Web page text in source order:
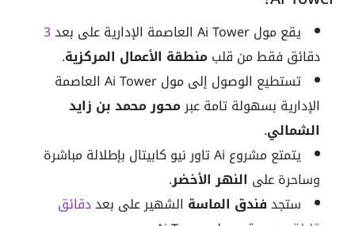
يقع مول Ai Tower العاصمة الإدارية على بعد
3
دقائق فقط من قلبمنطقة الأعمال المركزية.
تستطيع الوصول إلى مول Ai Tower العاصمة
الإدارية بسهولة تامة عبرمحور محمد بن زايد
الشمالي.
يتمتع مشروع Ai تاور نيو كابيتال بإطلالة مباشرة
وساحرة على النهر الأخضر.
ستجدفندق الماسة الشهير على بعددقائق